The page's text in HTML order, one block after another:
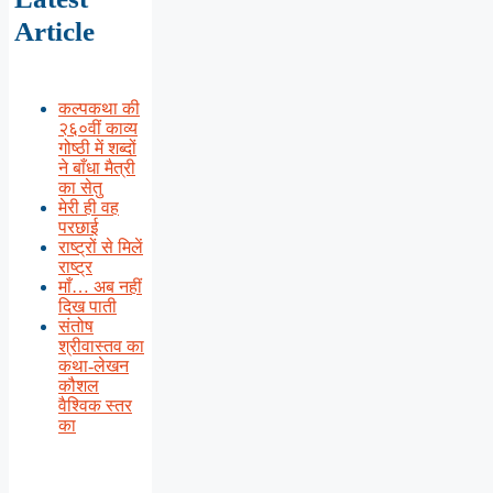
Article
कल्पकथा की
२६०वीं काव्य
गोष्ठी में शब्दों
ने बाँधा मैत्री
का सेतु
मेरी ही वह
परछाई
राष्ट्रों से मिलें
राष्ट्र
माँ… अब नहीं
दिख पाती
संतोष
श्रीवास्तव का
कथा-लेखन
कौशल
वैश्विक स्तर
का